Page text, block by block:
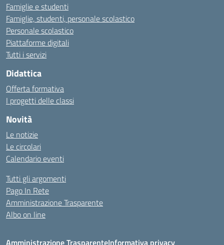
Famiglie e studenti
Famiglie, studenti, personale scolastico
Personale scolastico
Piattaforme digitali
Tutti i servizi
Didattica
Offerta formativa
I progetti delle classi
Novità
Le notizie
Le circolari
Calendario eventi
Tutti gli argomenti
Pago In Rete
Amministrazione Trasparente
Albo on line
Amministrazione TrasparenteInformativa privacy